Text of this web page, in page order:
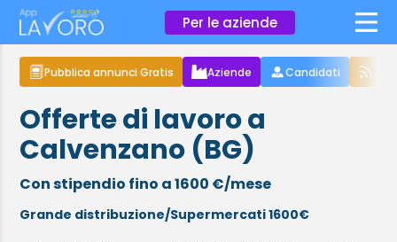
Per le aziende ×
Pubblica annunci Gratis Aziende Candidati
Offerte di lavoro a
Calvenzano (BG)
Con stipendio fino a 1600 €/mese
Grande distribuzione/Supermercati 1600€